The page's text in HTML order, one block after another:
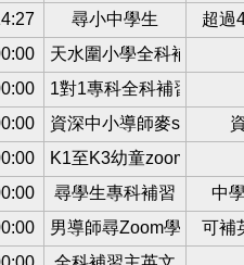
尋小中學生 超過
天水圍小學全科補習
1對1專科全科補習
資深中小導師麥sir
K1至K3幼童zoom數學小
尋學生專科補習 中
男導師尋Zoom學生 可補